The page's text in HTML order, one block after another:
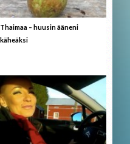
Thaimaa – huusin ääneni
käheäksi